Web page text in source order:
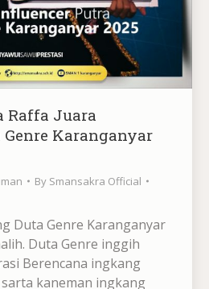
Raffa Juara
Karanganyar
By Smansakra Official
Duta Genre Karanganyar
Duta Genre inggih
Berencana ingkang
kaneman ingkang